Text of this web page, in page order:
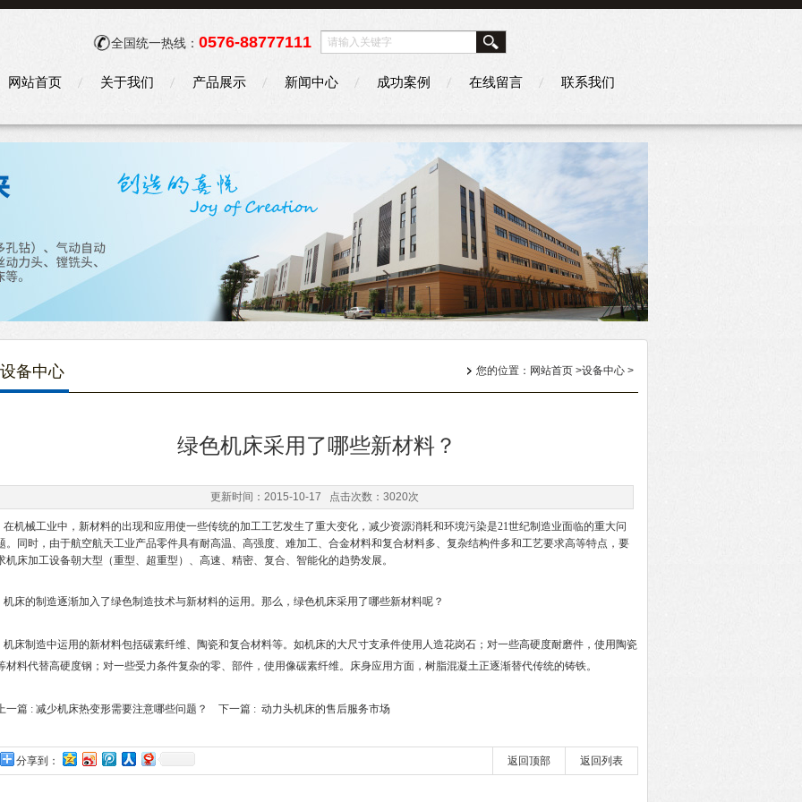
全国统一热线： 0576-88777111
网站首页 关于我们 产品展示 新闻中心 成功案例 在线留言 联系我们
设备中心 您的位置： 网站首页 >设备中心 >
绿色机床采用了哪些新材料？
更新时间：2015-10-17 点击次数：3020次
机械工业中，新材料的出现和应用使一些传统的加工工艺发生了重大变化，减少资源消耗和环境污染是21世纪制造业面临的重大问
。同时，由于航空航天工业产品零件具有耐高温、高强度、难加工、合金材料和复合材料多、复杂结构件多和工艺要求高等特点，要
机床加工设备朝大型（重型、超重型）、高速、精密、复合、智能化的趋势发展。
床的制造逐渐加入了绿色制造技术与新材料的运用。那么，绿色机床采用了哪些新材料呢？
床制造中运用的新材料包括碳素纤维、陶瓷和复合材料等。如机床的大尺寸支承件使用人造花岗石；对一些高硬度耐磨件，使用陶瓷
材料代替高硬度钢；对一些受力条件复杂的零、部件，使用像碳素纤维。床身应用方面，树脂混凝土正逐渐替代传统的铸铁。
一篇 : 减少机床热变形需要注意哪些问题？ 下一篇 : 动力头机床的售后服务市场
分享到： 返回列表
返回顶部